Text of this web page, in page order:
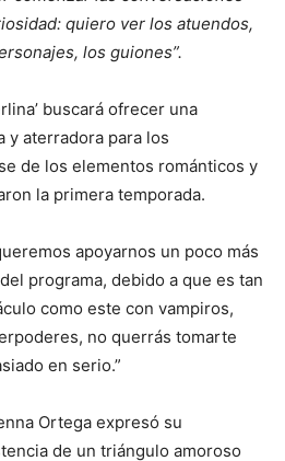
quiero ver los atuendos,
los guiones”.
buscará ofrecer una
y aterradora para los
de los elementos románticos y
la primera temporada.
apoyarnos un poco más
programa, debido a que es tan
como este con vampiros,
no querrás tomarte
en serio.”
Ortega expresó su
de un triángulo amoroso